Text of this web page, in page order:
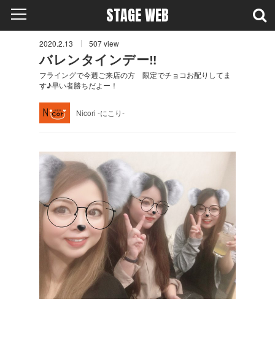
STAGE WEB
2020.2.13 507view
バレンタインデー‼︎
フライングで今週ご来店の方 限定でチョコお配りしてま
す♪早い者勝ちだよー！
Nicori -にこり-